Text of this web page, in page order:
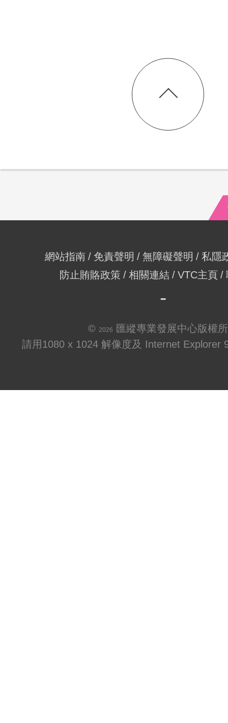
網站指南 免責聲明 無障礙聲明
私隱
防止賄賂政策
相關連結 VTC主頁
© 2026
匯縱專業發展中心版權
請用1080 x 1024 解像度及 Internet Explorer